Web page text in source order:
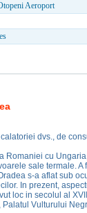
Aeroport
dvs., de
Romaniei cu
sale termale. A
s-a aflat sub
In prezent,
loc in secolul al
Vulturului